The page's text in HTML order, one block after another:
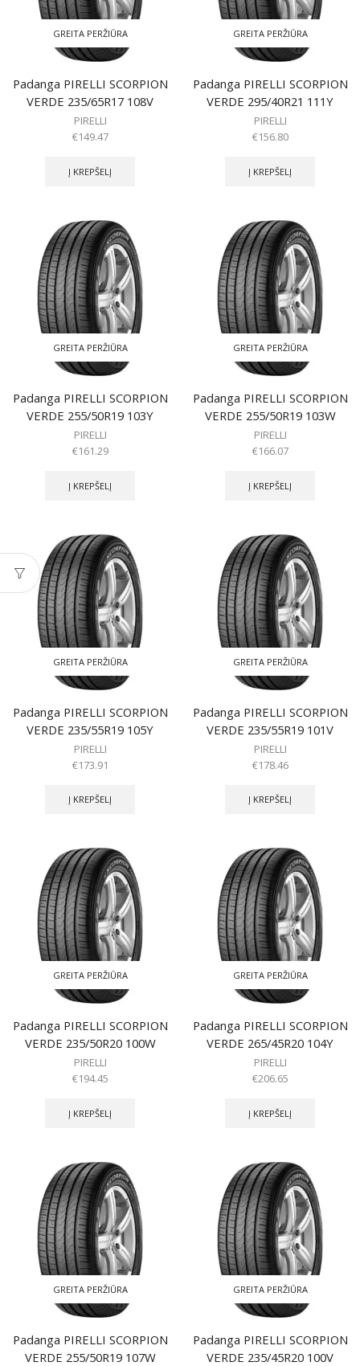
GREITA PERŽIŪRA
Padanga PIRELLI SCORPION
VERDE 235/65R17 108V
PIRELLI
€149.47
Į KREPŠELĮ
GREITA PERŽIŪRA
Padanga PIRELLI SCORPION
VERDE 295/40R21 111Y
PIRELLI
€156.80
Į KREPŠELĮ
GREITA PERŽIŪRA
Padanga PIRELLI SCORPION
VERDE 255/50R19 103Y
PIRELLI
€161.29
Į KREPŠELĮ
GREITA PERŽIŪRA
Padanga PIRELLI SCORPION
VERDE 255/50R19 103W
PIRELLI
€166.07
Į KREPŠELĮ
GREITA PERŽIŪRA
Padanga PIRELLI SCORPION
VERDE 235/55R19 105Y
PIRELLI
€173.91
Į KREPŠELĮ
GREITA PERŽIŪRA
Padanga PIRELLI SCORPION
VERDE 235/55R19 101V
PIRELLI
€178.46
Į KREPŠELĮ
GREITA PERŽIŪRA
Padanga PIRELLI SCORPION
VERDE 235/50R20 100W
PIRELLI
€194.45
Į KREPŠELĮ
GREITA PERŽIŪRA
Padanga PIRELLI SCORPION
VERDE 265/45R20 104Y
PIRELLI
€206.65
Į KREPŠELĮ
GREITA PERŽIŪRA
Padanga PIRELLI SCORPION
VERDE 255/50R19 107W
GREITA PERŽIŪRA
Padanga PIRELLI SCORPION
VERDE 235/45R20 100V